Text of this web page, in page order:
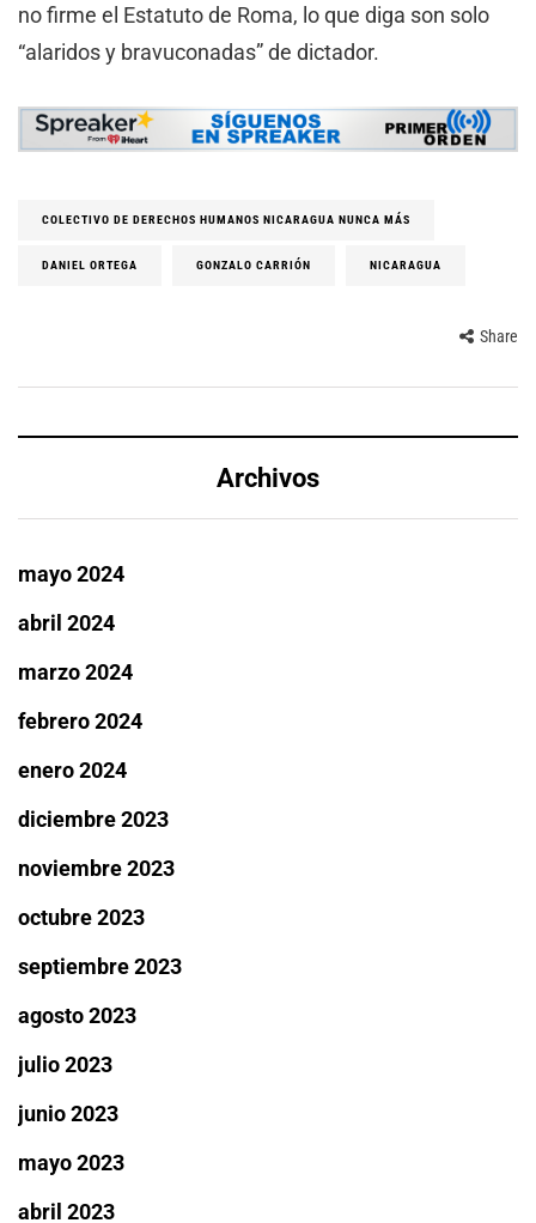
no firme el Estatuto de Roma, lo que diga son solo
“alaridos y bravuconadas” de dictador.
COLECTIVO DE DERECHOS HUMANOS NICARAGUA NUNCA MÁS
DANIEL ORTEGA GONZALO CARRIÓN NICARAGUA
Share
Archivos
mayo 2024
abril 2024
marzo 2024
febrero 2024
enero 2024
diciembre 2023
noviembre 2023
octubre 2023
septiembre 2023
agosto 2023
julio 2023
junio 2023
mayo 2023
abril 2023